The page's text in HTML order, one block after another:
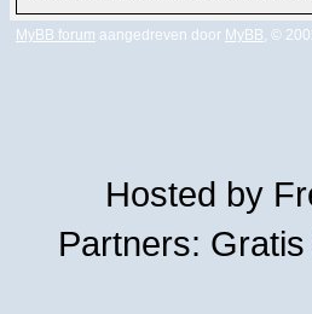
MyBB forum aangedreven door MyBB, ©
Hosted by
Partners: